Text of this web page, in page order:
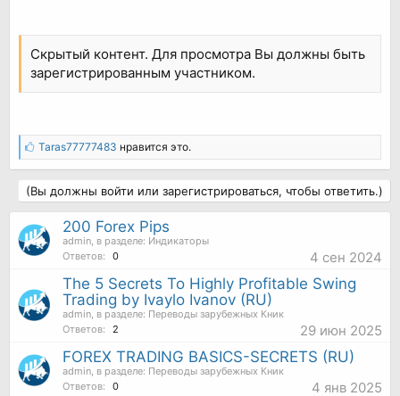
Скрытый контент. Для просмотра Вы должны быть
зарегистрированным участником.
Taras77777483 нравится это.
(Вы должны войти или зарегистрироваться, чтобы ответить.)
200 Forex Pips
admin , в разделе: Индикаторы
Ответов:
0 4 сен 2024
The 5 Secrets To Highly Profitable Swing
Trading by Ivaylo Ivanov (RU)
admin , в разделе: Переводы зарубежных Кник
Ответов:
2 29 июн 2025
FOREX TRADING BASICS-SECRETS (RU)
admin , в разделе: Переводы зарубежных Кник
Ответов:
0 4 янв 2025